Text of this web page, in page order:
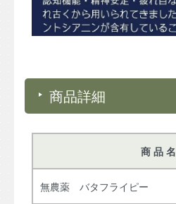
商品詳細
商 品 名
無農薬 バタフライピー